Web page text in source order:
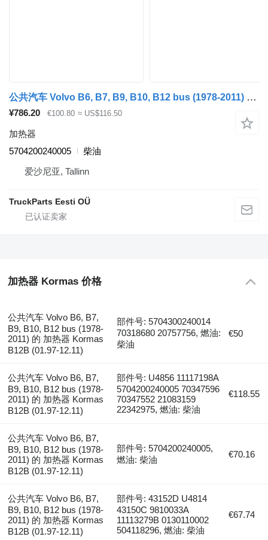
公共汽车 Volvo B6, B7, B9, B10, B12 bus (1978-2011) 的 加热器 Kormas B12B (01.97-12.11) 5704200240005
¥786.20 €100.80 ≈ US$116.50
加热器
5704200240005
柴油
爱沙尼亚, Tallinn
TruckParts Eesti OÜ
加热器 Kormas 价格
公共汽车 Volvo B6, B7,
B9, B10, B12 bus (1978-
2011) 的 加热器 Kormas
B12B (01.97-12.11)
部件号: 5704300240014
70318680 20757756, 燃油:
柴油
€50
公共汽车 Volvo B6, B7,
B9, B10, B12 bus (1978-
2011) 的 加热器 Kormas
B12B (01.97-12.11)
部件号: U4856 11117198A
5704200240005 70347596
70347552 21083159
22342975, 燃油: 柴油
€118.55
公共汽车 Volvo B6, B7,
B9, B10, B12 bus (1978-
2011) 的 加热器 Kormas
B12B (01.97-12.11)
部件号: 5704200240005,
燃油: 柴油
€70.16
公共汽车 Volvo B6, B7,
B9, B10, B12 bus (1978-
2011) 的 加热器 Kormas
B12B (01.97-12.11)
部件号: 43152D U4814
43150C 9810033A
11113279B 0130110002
504118296, 燃油: 柴油
€67.74